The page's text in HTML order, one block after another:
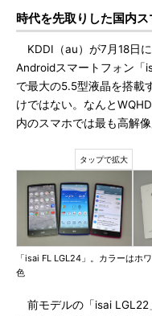
時代を先取りした国内
KDDI（au）が7月18日
Androidスマートフォン「
で最大の5.5型液晶を搭載
けではない。なんと
内のスマホでは最も高解
「isai FL LGL24」。カラーはホ
色
前モデルの「isai LGL22